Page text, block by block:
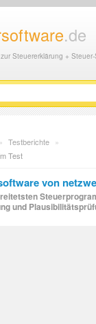
.de
Steuererklärung +
» Testberichte »
Test
von
und